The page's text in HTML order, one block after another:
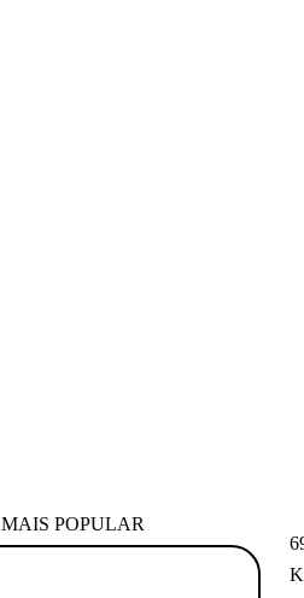
MAIS POPULAR